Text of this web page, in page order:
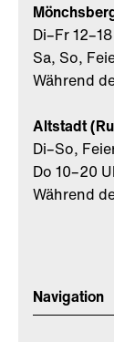
Di–Fr
Sa, So,
Während
Altstadt
Di–So,
Do 10–20
Während
Navigation